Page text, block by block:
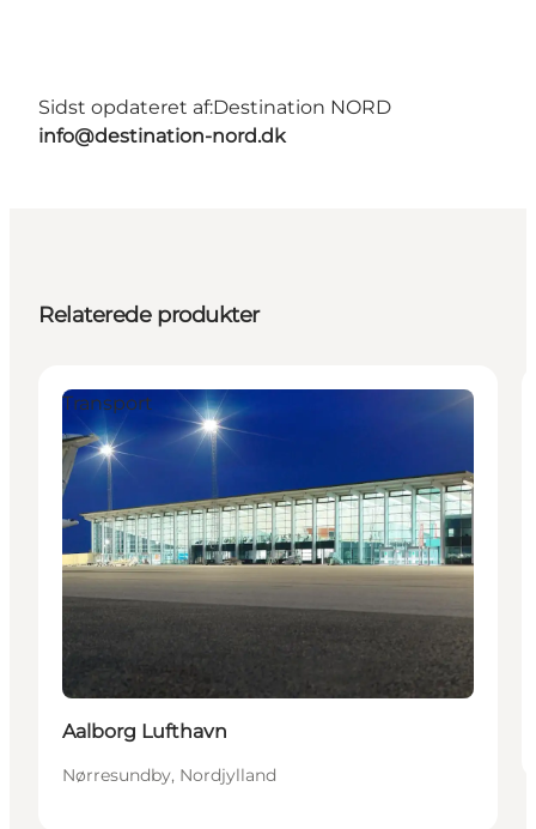
Sidst opdateret af:Destination NORD
info@destination-nord.dk
Relaterede produkter
Transport
Aalborg Lufthavn
Nørresundby, Nordjylland